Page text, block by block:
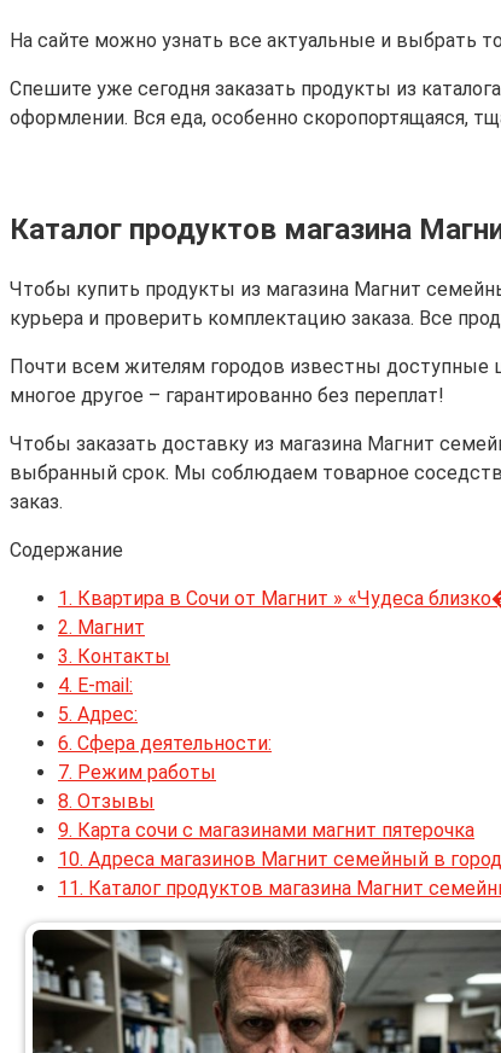
На сайте можно узнать все актуальные и выбрать
Спешите уже сегодня заказать продукты из
оформлении. Вся еда, особенно скоропортящаяся,
Каталог продуктов магазина
Чтобы купить продукты из магазина Магнит
курьера и проверить комплектацию заказа. Все
Почти всем жителям городов известны доступные
многое другое – гарантированно без переплат!
Чтобы заказать доставку из магазина Магнит
выбранный срок. Мы соблюдаем товарное
заказ.
Содержание
1. Квартира в Сочи от Магнит » «Чудеса
2. Магнит
3. Контакты
4. E-mail:
5. Адрес:
6. Сфера деятельности:
7. Режим работы
8. Отзывы
9. Карта сочи с магазинами магнит пятерочка
10. Адреса магазинов Магнит семейный в
11. Каталог продуктов магазина Магнит